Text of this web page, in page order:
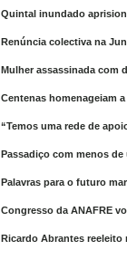
Quintal inundado
Renúncia colectiva na
Mulher assassinada com
Centenas homenageiam
“Temos uma rede de
Passadiço com menos
Palavras para o futuro
Congresso da ANAFRE
Ricardo Abrantes reeleito